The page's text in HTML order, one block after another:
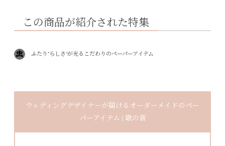
この商品が紹介された特集
ふたり”らしさ”が光るこだわりのペーパーアイテム
ウェディングデザイナーが届けるオーダーメイドのペー
パーアイテム | 歌の音